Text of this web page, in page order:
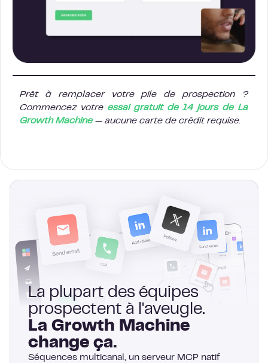
Prêt à remplacer votre pile de prospection ?
Commencez votre essai gratuit de 14 jours de La
Growth Machine— aucune carte de crédit requise.
La plupart des équipes
prospectent à l'aveugle.
La Growth Machine
change ça.
Séquences multicanal, un serveur MCP natif